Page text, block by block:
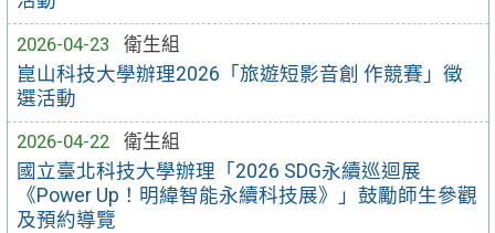
2026-04-23
衛生組
崑山科技大學辦理2026「旅遊短影音創 作競賽」徵
選活動
2026-04-22
衛生組
國立臺北科技大學辦理「2026 SDG永續巡迴展
《Power Up！明緯智能永續科技展》」鼓勵師生參觀
及預約導覽